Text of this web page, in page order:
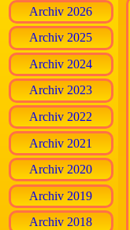
Archiv 2026
Archiv 2025
Archiv 2024
Archiv 2023
Archiv 2022
Archiv 2021
Archiv 2020
Archiv 2019
Archiv 2018